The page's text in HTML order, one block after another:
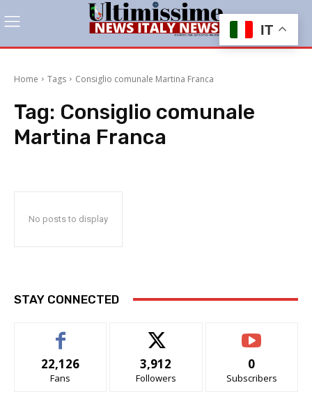
Home Tags Consiglio comunale Martina Franca
Tag: Consiglio comunale
Martina Franca
No posts to display
STAY CONNECTED
22,126
Fans
3,912
Followers
0
Subscribers
IT